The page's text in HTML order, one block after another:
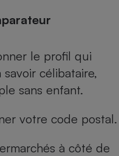
le profil qui
célibataire,
sans enfant.
votre code postal.
à côté de